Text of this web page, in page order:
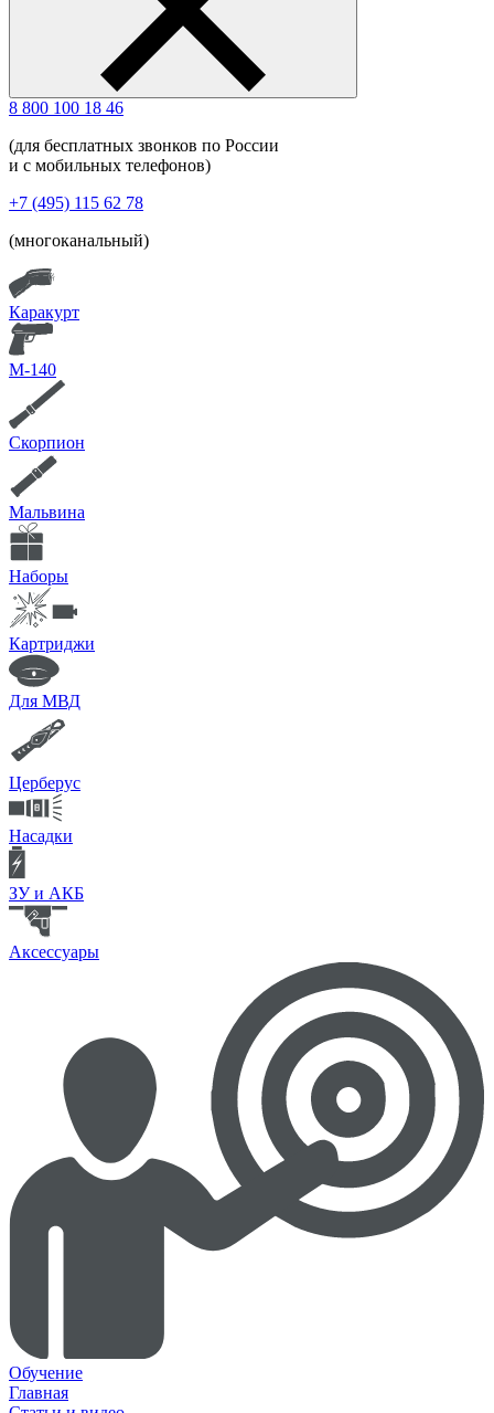
8 800 100 18 46
(для бесплатных звонков по России
и с мобильных телефонов)
+7 (495) 115 62 78
(многоканальный)
Каракурт
М-140
Скорпион
Мальвина
Наборы
Картриджи
Для МВД
Церберус
Насадки
ЗУ и АКБ
Аксессуары
Обучение
Главная